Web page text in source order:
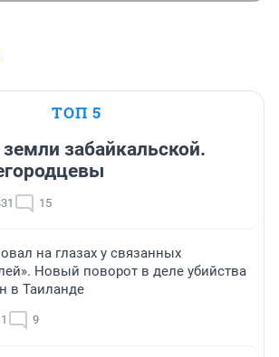
ТОП 5
забайкальской.
15
на глазах у связанных
Новый поворот в деле убийства
в Таиланде
9